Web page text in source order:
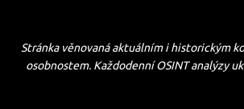
Stránka věnovaná aktuálním i historickým
osobnostem. Každodenní OSINT analýzy